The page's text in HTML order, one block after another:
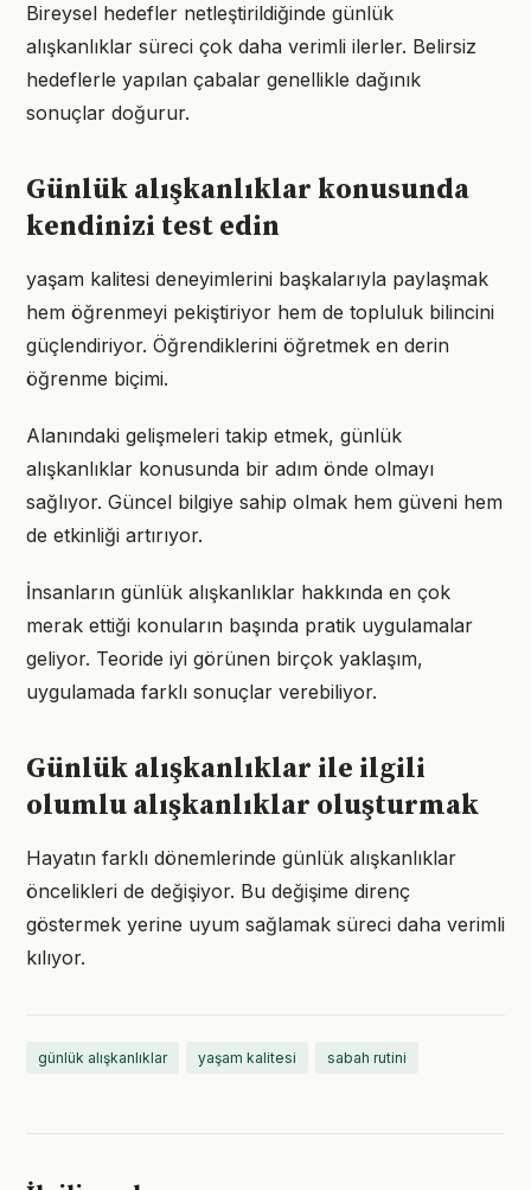
Bireysel hedefler netleştirildiğinde günlük
alışkanlıklar süreci çok daha verimli ilerler. Belirsiz
hedeflerle yapılan çabalar genellikle dağınık
sonuçlar doğurur.
Günlük alışkanlıklar konusunda
kendinizi test edin
yaşam kalitesi deneyimlerini başkalarıyla paylaşmak
hem öğrenmeyi pekiştiriyor hem de topluluk bilincini
güçlendiriyor. Öğrendiklerini öğretmek en derin
öğrenme biçimi.
Alanındaki gelişmeleri takip etmek, günlük
alışkanlıklar konusunda bir adım önde olmayı
sağlıyor. Güncel bilgiye sahip olmak hem güveni hem
de etkinliği artırıyor.
İnsanların günlük alışkanlıklar hakkında en çok
merak ettiği konuların başında pratik uygulamalar
geliyor. Teoride iyi görünen birçok yaklaşım,
uygulamada farklı sonuçlar verebiliyor.
Günlük alışkanlıklar ile ilgili
olumlu alışkanlıklar oluşturmak
Hayatın farklı dönemlerinde günlük alışkanlıklar
öncelikleri de değişiyor. Bu değişime direnç
göstermek yerine uyum sağlamak süreci daha verimli
kılıyor.
günlük alışkanlıklar yaşam kalitesi sabah rutini